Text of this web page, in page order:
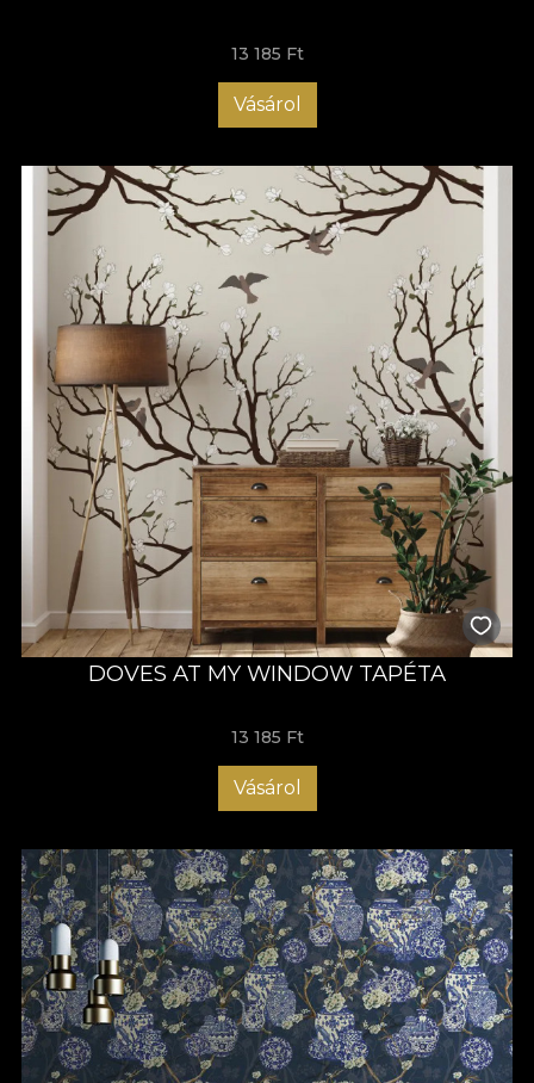
tapetele VLAdiLA te ajută să impresionezi de la primul pas în
casă. Comandă acum tapetul potrivit pentru holul tău și bucură-
te de o atmosferă care să-ți aducă zâmbetul pe buze de
fiecare dată când ajungi acasă!
13 185 Ft
Vásárol
DOVES AT MY WINDOW TAPÉTA
13 185 Ft
Vásárol